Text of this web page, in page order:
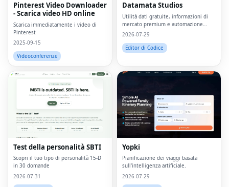
Pinterest Video Downloader
- Scarica video HD online
Scarica immediatamente i video di
Pinterest
2025-09-15
Videoconferenze
Datamata Studios
Utilità dati gratuite, informazioni di
mercato premium e automazione
personalizzata in un'unica piattaforma.
2026-07-29
Editor di Codice
Test della personalità SBTI
Scopri il tuo tipo di personalità 15-D
in 30 domande
2026-07-31
Yopki
Pianificazione dei viaggi basata
sull'intelligenza artificiale.
2026-07-29